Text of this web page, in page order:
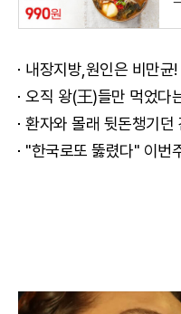
내장지방,원인은 비만
오직 왕(王)들만 먹었다는 천하제일 명
환자와 몰래 뒷돈챙기던
"한국로또 뚫렸다" 이번